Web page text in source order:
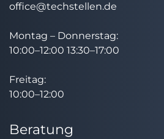
office@techstellen.de
Montag – Donnerstag:
10:00–12:00 13:30–17:00
Freitag:
10:00–12:00
Beratung